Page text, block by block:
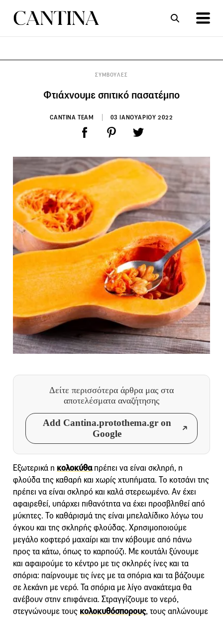
ΣΥΜΒΟΥΛΕΣ
Φτιάχνουμε σπιτικό πασατέμπο
CANTINA TEAM 03 ΙΑΝΟΥΑΡΙΟΥ 2022
Δείτε περισσότερα άρθρα μας στα
αποτελέσματα αναζήτησης
Add Cantina.protothema.gr on
Google
Εξωτερικά η κολοκύθαπρέπει να είναι σκληρή, η
φλούδα της καθαρή και χωρίς χτυπήματα. Το κοτσάνι της
πρέπει να είναι σκληρό και καλά στερεωμένο. Αν έχει
αφαιρεθεί, υπάρχει πιθανότητα να έχει προσβληθεί από
μύκητες. Το καθάρισμά της είναι μπελαλίδικο λόγω του
όγκου και της σκληρής φλούδας. Χρησιμοποιούμε
μεγάλο κοφτερό μαχαίρι και την κόβουμε από πάνω
προς τα κάτω, όπως το καρπούζι. Με κουτάλι ξύνουμε
και αφαιρούμε το κέντρο με τις σκληρές ίνες και τα
σπόρια: παίρνουμε τις ίνες με τα σπόρια και τα βάζουμε
σε λεκάνη με νερό. Τα σπόρια με λίγο ανακάτεμα θα
ανέβουν στην επιφάνεια. Στραγγίζουμε το νερό,
στεγνώνουμε τους κολοκυθόσπορους, τους απλώνουμε